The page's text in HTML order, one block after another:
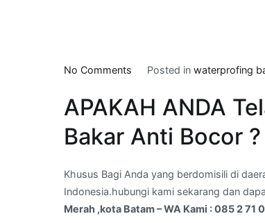
No Comments
membran
di
Merah
,kota
Batam
Posted in waterprofing
APAKAH ANDA
Bakar Anti Bocor ?
Khusus Bagi Anda yang berdomisili di
Indonesia.hubungi kami sekarang dan
Merah ,kota Batam – WA Kami : 085 2 71